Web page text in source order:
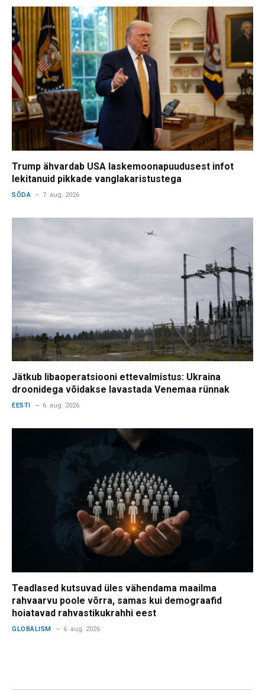
Trump ähvardab USA laskemoonapuudusest infot
lekitanuid pikkade vanglakaristustega
SÕDA 7. aug. 2026
Jätkub libaoperatsiooni ettevalmistus: Ukraina
droonidega võidakse lavastada Venemaa rünnak
EESTI 6. aug. 2026
Teadlased kutsuvad üles vähendama maailma
rahvaarvu poole võrra, samas kui demograafid
hoiatavad rahvastikukrahhi eest
GLOBALISM 6. aug. 2026